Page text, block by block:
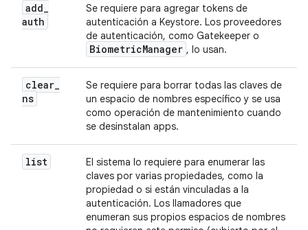
add_
auth
Se requiere para agregar tokens de
autenticación a Keystore. Los proveedores
de autenticación, como Gatekeeper o
BiometricManager , lo usan.
clear_
ns
Se requiere para borrar todas las claves de
un espacio de nombres específico y se usa
como operación de mantenimiento cuando
se desinstalan apps.
list
El sistema lo requiere para enumerar las
claves por varias propiedades, como la
propiedad o si están vinculadas a la
autenticación. Los llamadores que
enumeran sus propios espacios de nombres